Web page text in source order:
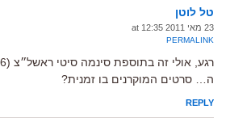
טל לוטן
23 מאי 2011 at 12:35
PERMALINK
ה… סרטים המוקרנים בו זמנית?
REPLY